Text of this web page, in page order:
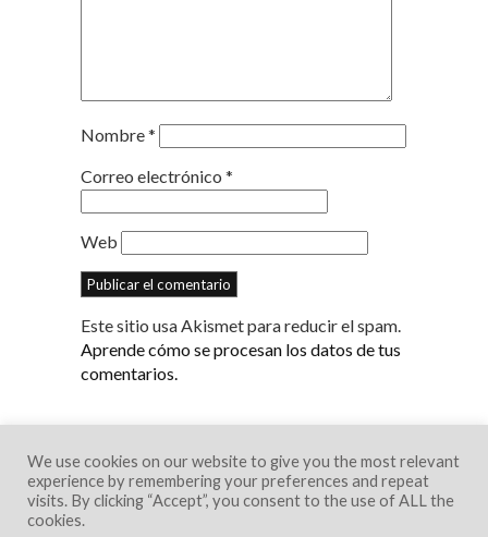
Nombre*
Correo electrónico *
Web
Este sitio usa Akismet para reducir el spam.
Aprende cómo se procesan los datos de tus
comentarios.
We use cookies on our website to give you the most relevant
experience by remembering your preferences and repeat
visits. By clicking “Accept”, you consent to the use of ALL the
cookies.